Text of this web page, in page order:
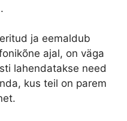
ja eemaldub
ajal, on väga
lahendatakse need
kus teil on parem